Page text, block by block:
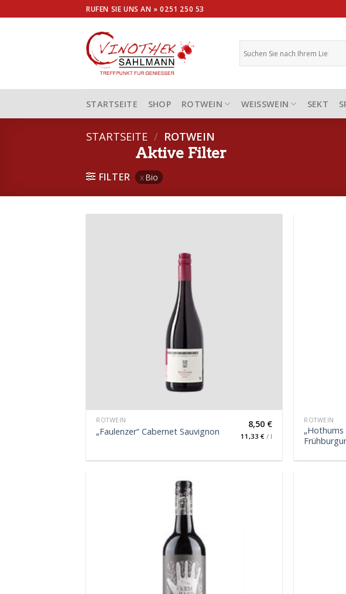
to
RUFEN SIE UNS AN »0251 250 53
STARTSEITE SHOP ROTWEIN WEISSWEIN SEKT
STARTSEITE / ROTWEIN
FILTER
Aktive Filter
Bio
ROTWEIN
„Faulenzer“ Cabernet Sauvignon
8,50 €
11,33 € / l
ROTWEIN